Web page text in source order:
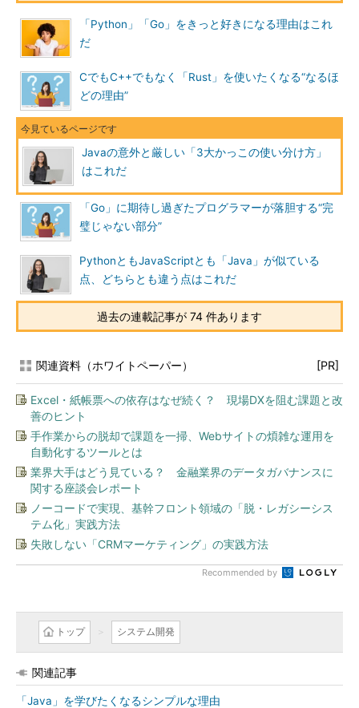
「Python」「Go」をきっと好きになる理由はこれ
だ
CでもC++でもなく「Rust」を使いたくなる“なるほ
どの理由”
Javaの意外と厳しい「3大かっこの使い分け方」
はこれだ
「Go」に期待し過ぎたプログラマーが落胆する“完
璧じゃない部分”
PythonともJavaScriptとも「Java」が似ている
点、どちらとも違う点はこれだ
過去の連載記事が 74 件あります
関連資料（ホワイトペーパー） [PR]
Excel・紙帳票への依存はなぜ続く？ 現場DXを阻む課題と改
善のヒント
手作業からの脱却で課題を一掃、Webサイトの煩雑な運用を
自動化するツールとは
業界大手はどう見ている？ 金融業界のデータガバナンスに
関する座談会レポート
ノーコードで実現、基幹フロント領域の「脱・レガシーシス
テム化」実践方法
失敗しない「CRMマーケティング」の実践方法
Recommended by
トップ システム開発
関連記事
「Java」を学びたくなるシンプルな理由